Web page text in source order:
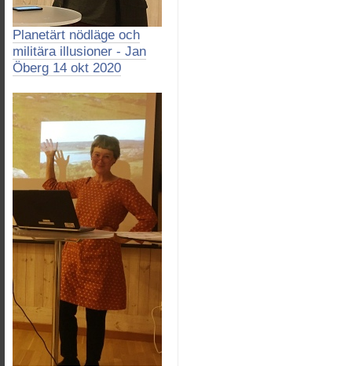
Planetärt nödläge och
militära illusioner - Jan
Öberg 14 okt 2020